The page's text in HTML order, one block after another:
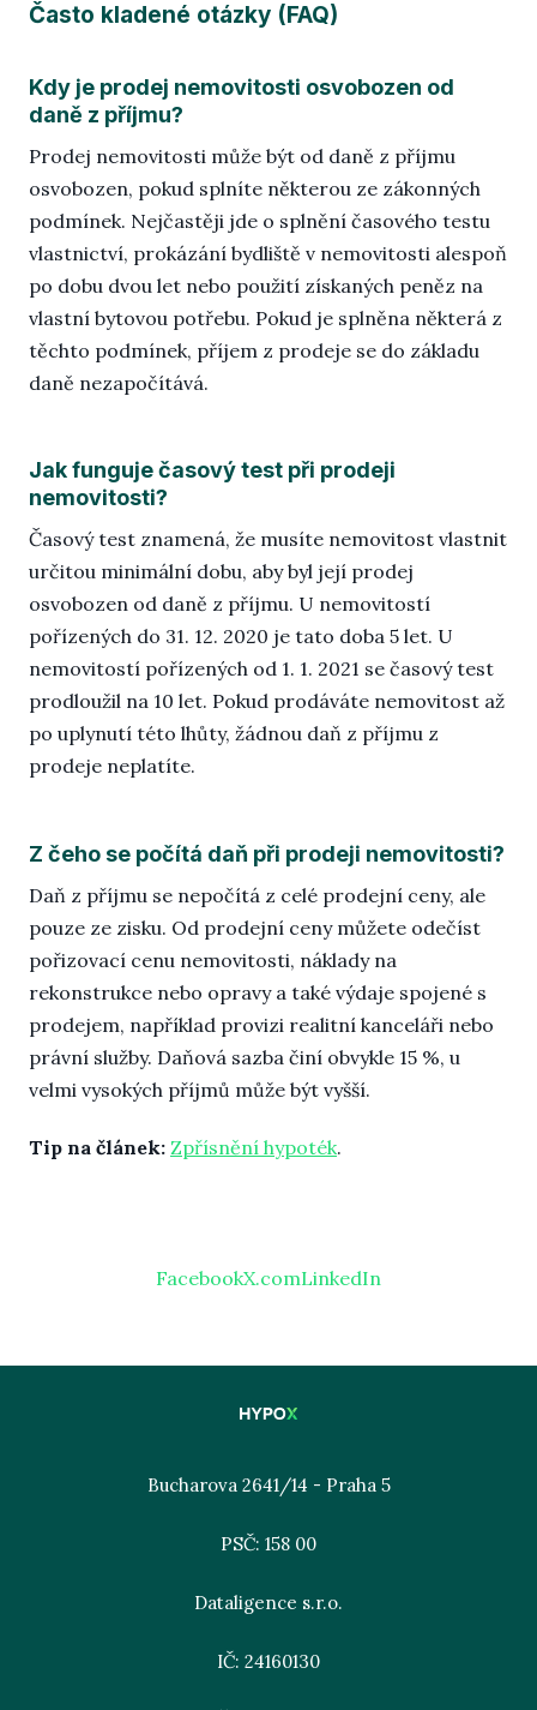
Často kladené otázky (FAQ)
Kdy je prodej nemovitosti osvobozen od
daně z příjmu?
Prodej nemovitosti může být od daně z příjmu
osvobozen, pokud splníte některou ze zákonných
podmínek. Nejčastěji jde o splnění časového testu
vlastnictví, prokázání bydliště v nemovitosti alespoň
po dobu dvou let nebo použití získaných peněz na
vlastní bytovou potřebu. Pokud je splněna některá z
těchto podmínek, příjem z prodeje se do základu
daně nezapočítává.
Jak funguje časový test při prodeji
nemovitosti?
Časový test znamená, že musíte nemovitost vlastnit
určitou minimální dobu, aby byl její prodej
osvobozen od daně z příjmu. U nemovitostí
pořízených do 31. 12. 2020 je tato doba 5 let. U
nemovitostí pořízených od 1. 1. 2021 se časový test
prodloužil na 10 let. Pokud prodáváte nemovitost až
po uplynutí této lhůty, žádnou daň z příjmu z
prodeje neplatíte.
Z čeho se počítá daň při prodeji nemovitosti?
Daň z příjmu se nepočítá z celé prodejní ceny, ale
pouze ze zisku. Od prodejní ceny můžete odečíst
pořizovací cenu nemovitosti, náklady na
rekonstrukce nebo opravy a také výdaje spojené s
prodejem, například provizi realitní kanceláři nebo
právní služby. Daňová sazba činí obvykle 15 %, u
velmi vysokých příjmů může být vyšší.
Tip na článek: Zpřísnění hypoték.
FacebookX.comLinkedIn
Bucharova 2641/14 - Praha 5
PSČ: 158 00
Dataligence s.r.o.
IČ: 24160130